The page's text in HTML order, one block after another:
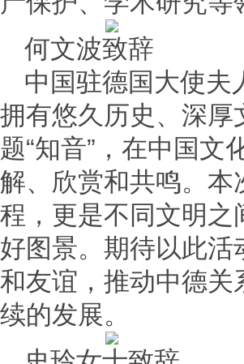
何文波致辞
中国驻德国大使夫
拥有悠久历史、深
题“知音”，在中国
解、欣赏和共鸣。
程，更是不同文明
好图景。期待以此
和友谊，推动中德
续的发展。